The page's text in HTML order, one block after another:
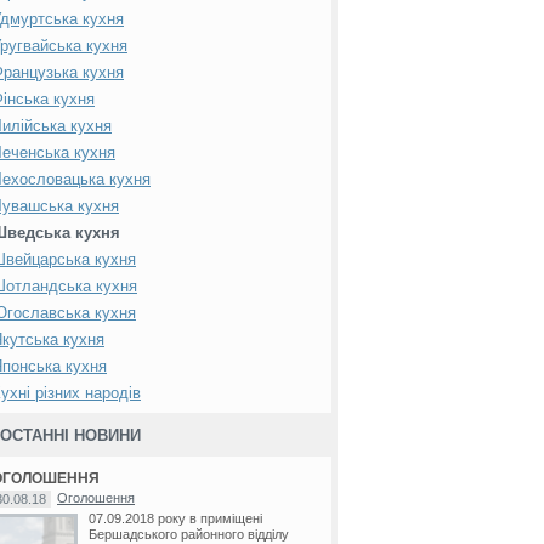
кухня
кухня
кухня
кухня
кухня
кухня
кухня
кухня
кухня
Швейцарська кухня
Шотландська кухня
кухня
кухня
кухня
різних народів
ОСТАННІ НОВИНИ
Оголошення
07.09.2018 року в приміщені
Бершадського районного відділу